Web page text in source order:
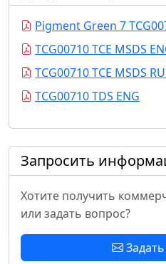
Pigment Green 7
TCG00710 TCE MSDS
TCG00710 TCE MSDS
TCG00710 TDS ENG
Запросить
Хотите получить
или задать вопрос?